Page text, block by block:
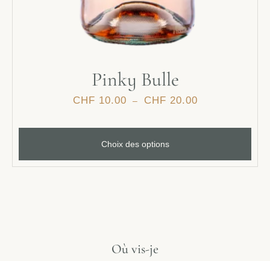
Pinky Bulle
CHF 10.00 – CHF 20.00
Choix des options
Où vis-je